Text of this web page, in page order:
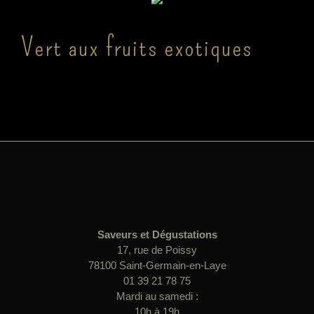
Vert aux fruits exotiques
Saveurs et Dégustations
17, rue de Poissy
78100 Saint-Germain-en-Laye
01 39 21 78 75
Mardi au samedi :